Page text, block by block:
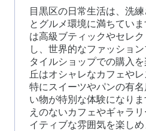
目黒区の日常生活は、洗
とグルメ環境に満ちてい
は高級ブティックやセレ
し、世界的なファッショ
タイルショップでの購入
丘はオシャレなカフェやレ
特にスイーツやパンの有
い物が特別な体験になり
えのないカフェやギャラ
イティブな雰囲気を楽し